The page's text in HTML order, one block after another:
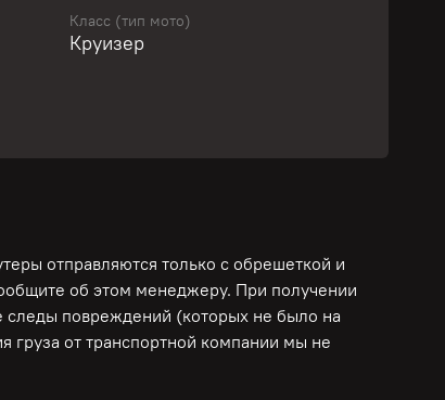
подойдет для повседневной езды!
вариантов не только для
и опытных байкеров! Без пробега по
ПОДГОТОВКУ в сервисе Мото-
Нужно больше информации? Сделаем
видео запуска и работы всех систем!
И РАССРОЧКАМ!
Класс (тип мото)
Круизер
отправляются только с обрешеткой и
об этом менеджеру. При получении
следы повреждений (которых не было на
груза от транспортной компании мы не